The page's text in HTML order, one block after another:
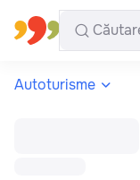
Toate regiunile
Autoturisme